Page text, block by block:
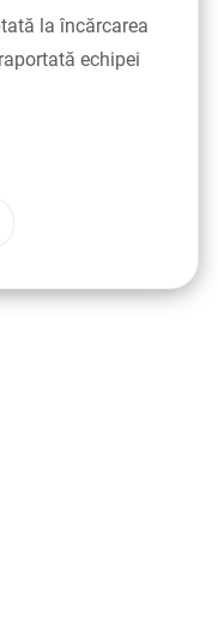
la încărcarea
echipei